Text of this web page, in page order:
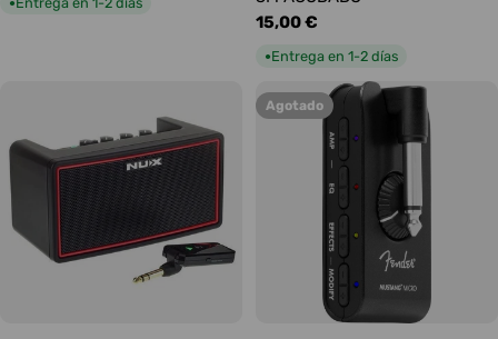
Precio
habitual
15,00 €
●Entrega en 1-2 días
Agotado